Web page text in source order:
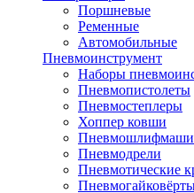
Поршневые
Ременные
Автомобильные
Пневмоинструмент
Наборы
Пневмопистолеты
Пневмостеплеры
Хоппер ковши
Пневмодрели
Пневмотические